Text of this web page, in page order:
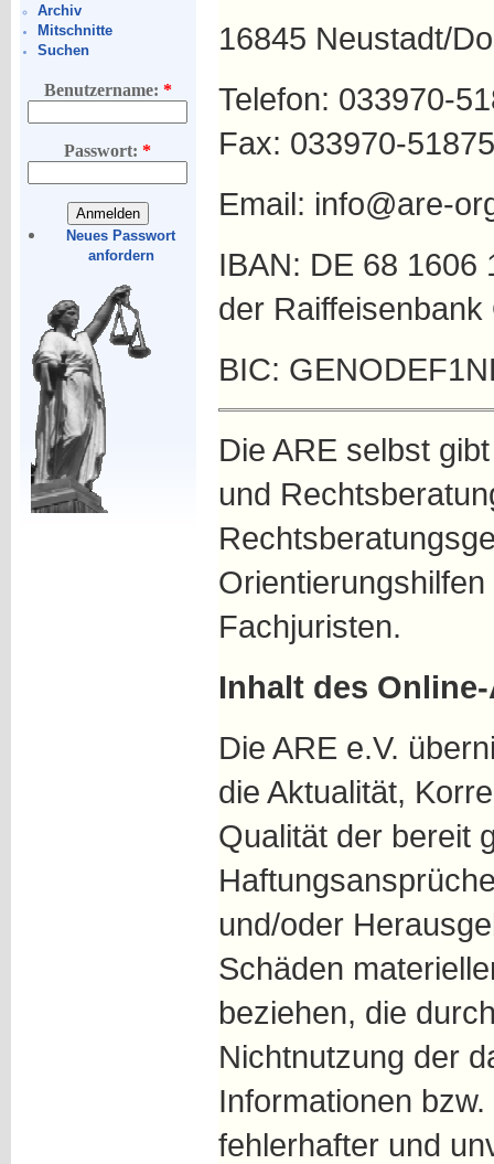
Archiv
Mitschnitte
Suchen
Benutzername: *
Passwort:*
Neues Passwort
anfordern
16845 Neustadt/
Telefon: 033970-
Fax: 033970-51875
Email: info@are-
IBAN: DE 68
der
BIC:
Die ARE selbst
und
Fachjuristen.
Inhalt des
Die ARE e.V.
die Aktualität,
Qualität der bereit
und/oder
Schäden
beziehen, die
Nichtnutzung der
Informationen
fehlerhafter und